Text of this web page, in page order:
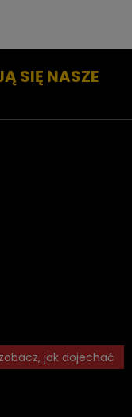
SIĘ NASZE
zobacz, jak dojechać